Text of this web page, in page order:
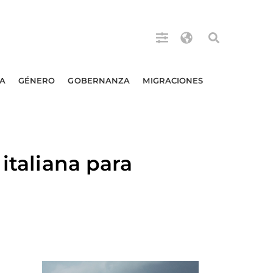
GÉNERO GOBERNANZA MIGRACIONES
para